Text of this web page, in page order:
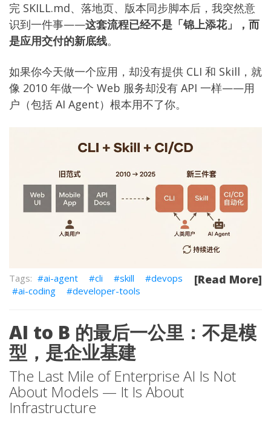
完 SKILL.md、落地页、版本同步脚本后，我突然意
识到一件事——这套流程已经不是「锦上添花」，而
是应用交付的新底线。
如果你今天做一个应用，却没有提供 CLI 和 Skill，就
像 2010 年做一个 Web 服务却没有 API 一样——用
户（包括 AI Agent）根本用不了你。
[Read More]
ai-agent cli skill
devops
ai-coding
developer-tools
AI to B 的最后一公里：不是模
型，是企业基建
The Last Mile of Enterprise AI Is Not
About Models — It Is About
Infrastructure